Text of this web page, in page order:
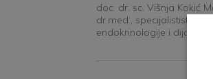
doc. dr. sc. Višnja Kokić
dr.med., specijalististica
endokrinologije i